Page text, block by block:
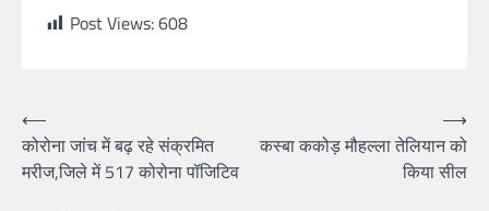
Post Views:608
⟵
कोरोना जांच में बढ़ रहे संक्रमित
मरीज,जिले में 517 कोरोना पॉजिटिव
कस्बा ककोड़ मौहल्ला तेलियान को
किया सील
⟶